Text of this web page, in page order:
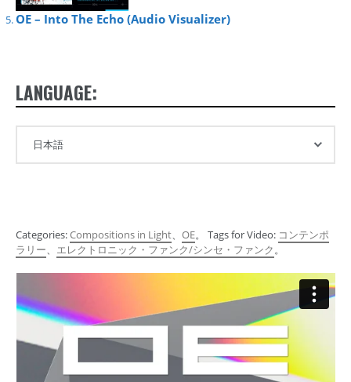
OE – Into The Echo (Audio Visualizer)
LANGUAGE:
Categories:Compositions in Light、 OE。 Tags for Video: コンテンポ
ラリー、 エレクトロニック・ファンク/シンセ・ファンク。